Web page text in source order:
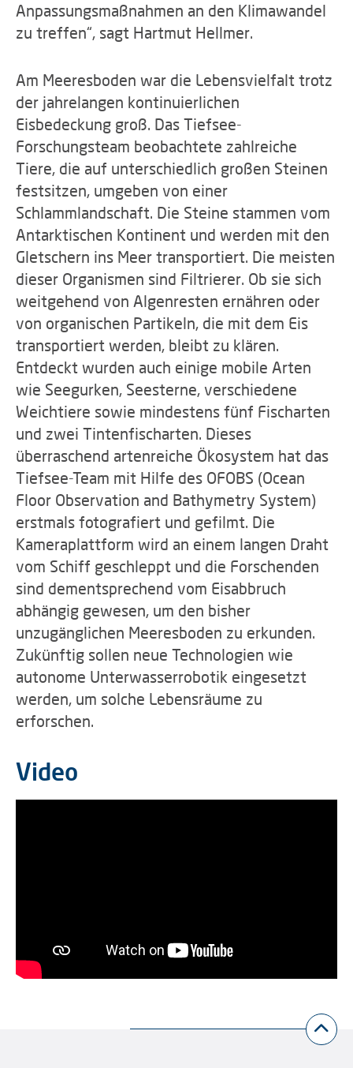
Anpassungsmaßnahmen an den Klimawandel
zu treffen“, sagt Hartmut Hellmer.
Am Meeresboden war die Lebensvielfalt trotz
der jahrelangen kontinuierlichen
Eisbedeckung groß. Das Tiefsee-
Forschungsteam beobachtete zahlreiche
Tiere, die auf unterschiedlich großen Steinen
festsitzen, umgeben von einer
Schlammlandschaft. Die Steine stammen vom
Antarktischen Kontinent und werden mit den
Gletschern ins Meer transportiert. Die meisten
dieser Organismen sind Filtrierer. Ob sie sich
weitgehend von Algenresten ernähren oder
von organischen Partikeln, die mit dem Eis
transportiert werden, bleibt zu klären.
Entdeckt wurden auch einige mobile Arten
wie Seegurken, Seesterne, verschiedene
Weichtiere sowie mindestens fünf Fischarten
und zwei Tintenfischarten. Dieses
überraschend artenreiche Ökosystem hat das
Tiefsee-Team mit Hilfe des OFOBS (Ocean
Floor Observation and Bathymetry System)
erstmals fotografiert und gefilmt. Die
Kameraplattform wird an einem langen Draht
vom Schiff geschleppt und die Forschenden
sind dementsprechend vom Eisabbruch
abhängig gewesen, um den bisher
unzugänglichen Meeresboden zu erkunden.
Zukünftig sollen neue Technologien wie
autonome Unterwasserrobotik eingesetzt
werden, um solche Lebensräume zu
erforschen.
Video